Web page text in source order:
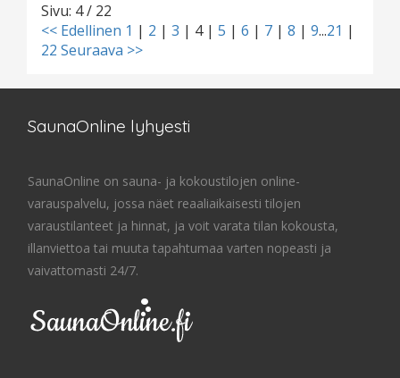
Sivu: 4 / 22
<< Edellinen 1 | 2 | 3 | 4| 5 | 6 | 7 | 8 | 9...21 |
22 Seuraava >>
SaunaOnline lyhyesti
SaunaOnline on sauna- ja kokoustilojen online-
varauspalvelu, jossa näet reaaliaikaisesti tilojen
varaustilanteet ja hinnat, ja voit varata tilan kokousta,
illanviettoa tai muuta tapahtumaa varten nopeasti ja
vaivattomasti 24/7.